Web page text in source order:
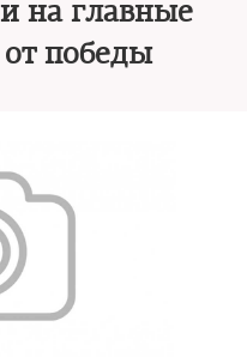
на главные
победы